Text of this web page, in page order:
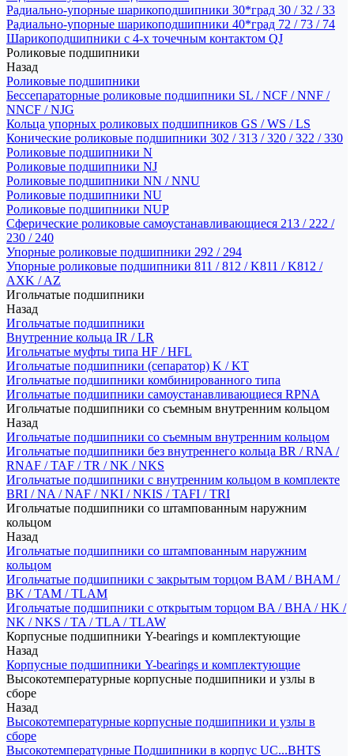
Радиально-упорные шарикоподшипники 30*град 30 / 32 / 33
Радиально-упорные шарикоподшипники 40*град 72 / 73 / 74
Шарикоподшипники с 4-х точечным контактом QJ
Роликовые подшипники
Назад
Роликовые подшипники
Бессепараторные роликовые подшипники SL / NCF / NNF /
NNCF / NJG
Кольца упорных роликовых подшипников GS / WS / LS
Конические роликовые подшипники 302 / 313 / 320 / 322 / 330
Роликовые подшипники N
Роликовые подшипники NJ
Роликовые подшипники NN / NNU
Роликовые подшипники NU
Роликовые подшипники NUP
Сферические роликовые самоустанавливающиеся 213 / 222 /
230 / 240
Упорные роликовые подшипники 292 / 294
Упорные роликовые подшипники 811 / 812 / K811 / K812 /
AXK / AZ
Игольчатые подшипники
Назад
Игольчатые подшипники
Внутренние кольца IR / LR
Игольчатые муфты типа HF / HFL
Игольчатые подшипники (сепаратор) K / KT
Игольчатые подшипники комбинированного типа
Игольчатые подшипники самоустанавливающиеся RPNA
Игольчатые подшипники со съемным внутренним кольцом
Назад
Игольчатые подшипники со съемным внутренним кольцом
Игольчатые подшипники без внутреннего кольца BR / RNA /
RNAF / TAF / TR / NK / NKS
Игольчатые подшипники с внутренним кольцом в комплекте
BRI / NA / NAF / NKI / NKIS / TAFI / TRI
Игольчатые подшипники со штампованным наружним
кольцом
Назад
Игольчатые подшипники со штампованным наружним
кольцом
Игольчатые подшипники с закрытым торцом BAM / BHAM /
BK / TAM / TLAM
Игольчатые подшипники с открытым торцом BA / BHA / HK /
NK / NKS / TA / TLA / TLAW
Корпусные подшипники Y-bearings и комплектующие
Назад
Корпусные подшипники Y-bearings и комплектующие
Высокотемпературные корпусные подшипники и узлы в
сборе
Назад
Высокотемпературные корпусные подшипники и узлы в
сборе
Высокотемпературные Подшипники в корпус UC...BHTS